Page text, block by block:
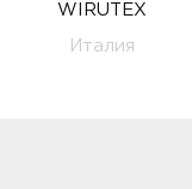
WIRUTEX
Италия